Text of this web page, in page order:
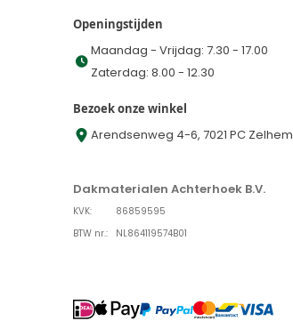
Openingstijden
Maandag - Vrijdag: 7.30 - 17.00
Zaterdag: 8.00 - 12.30
Bezoek onze winkel
Arendsenweg 4-6, 7021 PC Zelhem
Dakmaterialen Achterhoek B.V.
KVK:
86859595
BTW nr.:
NL864119574B01